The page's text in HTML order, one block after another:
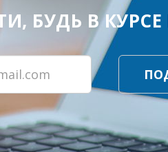
БУДЬ В КУРСЕ